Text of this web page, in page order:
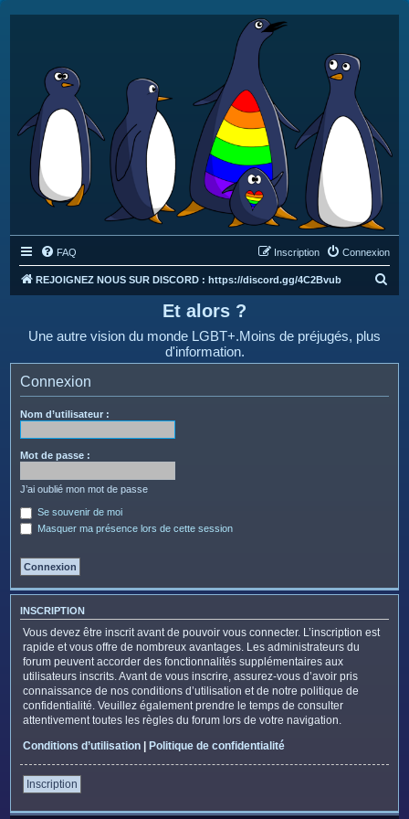
FAQ Connexion
Inscription
REJOIGNEZ NOUS SUR DISCORD : https://discord.gg/4C2Bvub
e
Et alors ?
Une autre vision du monde LGBT+.Moins de préjugés, plus
d'information.
Connexion
Nom d’utilisateur :
Mot de passe :
J’ai oublié mon mot de passe
Se souvenir de moi
Masquer ma présence lors de cette session
INSCRIPTION
Vous devez être inscrit avant de pouvoir vous connecter. L’inscription est
rapide et vous offre de nombreux avantages. Les administrateurs du
forum peuvent accorder des fonctionnalités supplémentaires aux
utilisateurs inscrits. Avant de vous inscrire, assurez-vous d’avoir pris
connaissance de nos conditions d’utilisation et de notre politique de
confidentialité. Veuillez également prendre le temps de consulter
attentivement toutes les règles du forum lors de votre navigation.
Conditions d’utilisation | Politique de confidentialité
Inscription